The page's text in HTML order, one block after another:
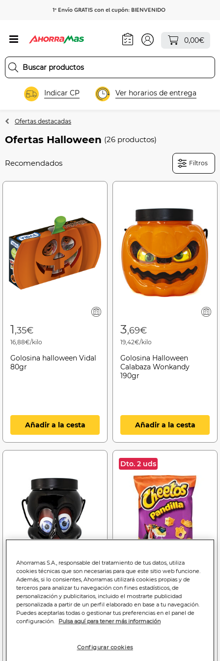
1º Envío GRATIS con el cupón: BIENVENIDO
0,00€
Indicar CP Ver horarios de entrega
Ofertas destacadas
Ofertas Halloween (26 productos)
Filtros
1,35€
16,88€/kilo
Golosina halloween Vidal
80gr
Añadir a la cesta
3,69€
19,42€/kilo
Golosina Halloween
Calabaza Wonkandy
190gr
Añadir a la cesta
3,69€
19,42€/kilo
Golosina Calavera
Dto. 2 uds
1 ,95€
26,00€/kilo
Snack de patata cheetos
Ahorramas S.A., responsable del tratamiento de tus datos, utiliza
cookies técnicas que son necesarias para que este sitio web funcione.
Además, si lo consientes, Ahorramas utilizará cookies propias y de
terceros para analizar tu navegación con fines estadísticos, de
personalización y publicitarios, incluido el mostrarte publicidad
personalizada a partir de un perfil elaborado en base a tu navegación.
Puedes aceptarlas todas o gestionar tus preferencias en el panel de
configuración.
Pulsa aquí para tener más información
Configurar cookies